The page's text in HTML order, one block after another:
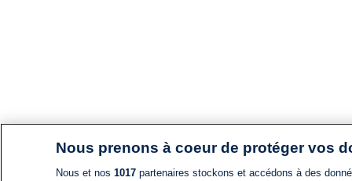
Nous prenons à coeur de protéger vos
Nous et nos 1017partenaires stockons et accédons à des